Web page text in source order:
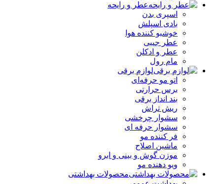
عطر و رایحه
اسپری بدن
بادی اسپلش
خوشبو کننده هوا
عطر جیبی
عطر و ادکلن
مام رول
لوازم برقی
اتو مو حرفه‌ای
برس حرارتی
بند انداز برقی
ریش تراش
سشوار چرخشی
سشوار حرفه ای
فر کننده‌ مو
ماشین اصلاح
موزن گوش و بینی و ابرو
ویو دهنده مو
محصولات بهداشتی